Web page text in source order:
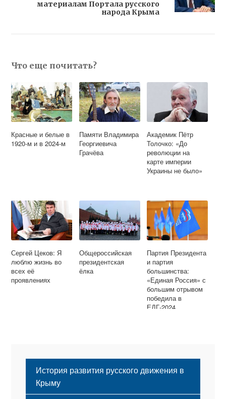
материалам Портала русского
народа Крыма
Что еще почитать?
Красные и белые в
1920-м и в 2024-м
Памяти Владимира
Георгиевича
Грачёва
Академик Пётр
Толочко: «До
революции на
карте империи
Украины не было»
Сергей Цеков: Я
люблю жизнь во
всех её
проявлениях
Общероссийская
президентская
ёлка
Партия Президента
и партия
большинства:
«Единая Россия» с
большим отрывом
победила в
ЕДГ-2024
История развития русского движения в
Крыму